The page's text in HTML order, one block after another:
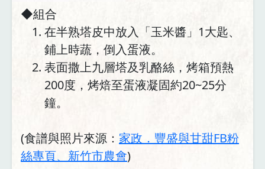
◆組合
在半熟塔皮中放入「玉米醬」1大匙、
鋪上時蔬，倒入蛋液。
表面撒上九層塔及乳酪絲，烤箱預熱
200度，烤焙至蛋液凝固約20~25分
鐘。
(食譜與照片來源： 家政．豐盛與甘甜FB粉
絲專頁、新竹市農會)